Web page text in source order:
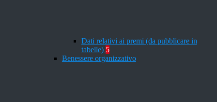
Dati relativi ai premi (da pubblicare in
tabelle) 5
Benessere organizzativo